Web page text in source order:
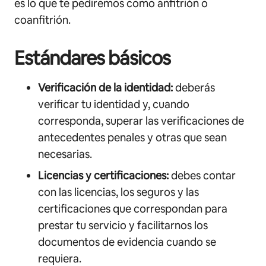
es lo que te pediremos como anfitrión o
coanfitrión.
Estándares básicos
Verificación de la identidad:deberás
verificar tu identidad y, cuando
corresponda, superar las verificaciones de
antecedentes penales y otras que sean
necesarias.
Licencias y certificaciones:debes contar
con las licencias, los seguros y las
certificaciones que correspondan para
prestar tu servicio y facilitarnos los
documentos de evidencia cuando se
requiera.